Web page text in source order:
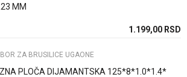
koliko je 6 - 1 :
MM
1.199,00 RSD
ZA BRUSILICE UGAONE
PLOČA DIJAMANTSKA 125*8*1.0*1.4*